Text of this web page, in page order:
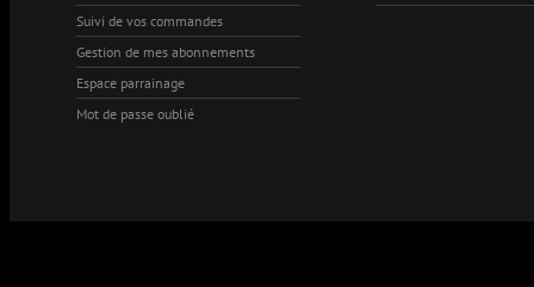
Suivi de vos commandes
Gestion de mes abonnements
Espace parrainage
Mot de passe oublié